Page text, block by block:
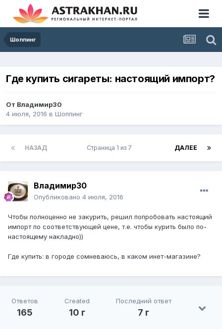
Шоппинг
Где купить сигареты: настоящий импорт?
От Владимир30
4 июля, 2016 в Шоппинг
НАЗАД ДАЛЕЕ
Страница 1 из 7
Владимир30
Опубликовано 4 июля, 2016
Чтобы полноценно не закурить, решил попробовать настоящий
импорт по соответствующей цене, т.е. чтобы курить было по-
настоящему накладно))
Где купить: в городе сомневаюсь, в каком инет-магазине?
Ответов
165
Created
10 г
Последний ответ
7 г